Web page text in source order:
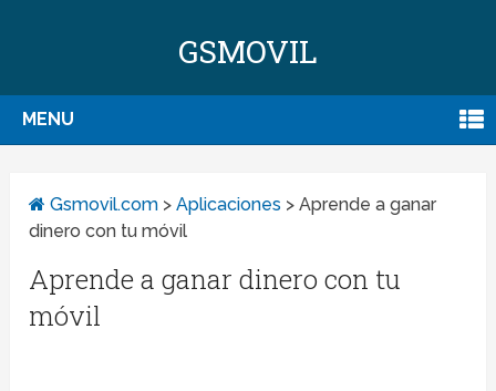
GSMOVIL
MENU
Gsmovil.com >Aplicaciones >Aprende a ganar
dinero con tu móvil
Aprende a ganar dinero con tu
móvil